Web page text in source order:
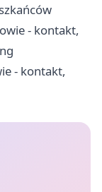
- kontakt,
- kontakt,